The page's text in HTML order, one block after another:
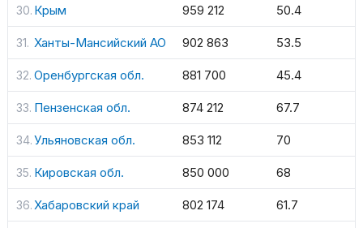
Крым 959 212 50.4
Ханты-Мансийский АО 902 863 53.5
Оренбургская обл. 881 700 45.4
Пензенская обл. 874 212 67.7
Ульяновская обл. 853 112 70
Кировская обл. 850 000 68
Хабаровский край 802 174 61.7